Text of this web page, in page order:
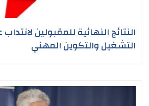
النتائج النهائية للمقبولين
التشغيل والتكوين المهني